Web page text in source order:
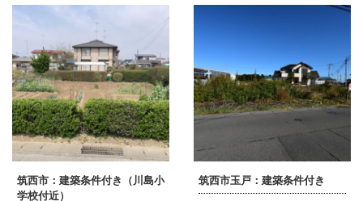
筑西市：建築条件付き（川島小
学校付近）
筑西市玉戸：建築条件付き